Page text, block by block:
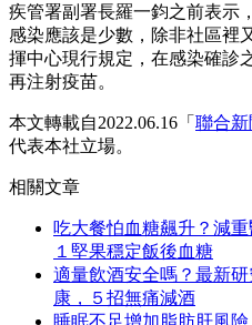
疾管署副署長羅一鈞之前表示
感染應該是少數，除非社區裡
揮中心現行規定，在感染確診
再注射疫苗。
本文轉載自2022.06.16「 聯合新
代表本社立場。
相關文章
吃大餐怕血糖飆升？減
１堅果穩定飯後血糖
適量飲酒安全嗎？最新
康，５招無痛減酒
睡眠不足增加脂肪肝風